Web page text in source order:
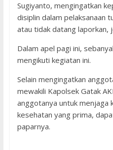
Sugiyanto, mengingatkan
disiplin dalam pelaksanaan
atau tidak datang laporkan,
Dalam apel pagi ini,
mengikuti kegiatan ini.
Selain mengingatkan
mewakili Kapolsek Gatak
anggotanya untuk menjaga
kesehatan yang prima,
paparnya.